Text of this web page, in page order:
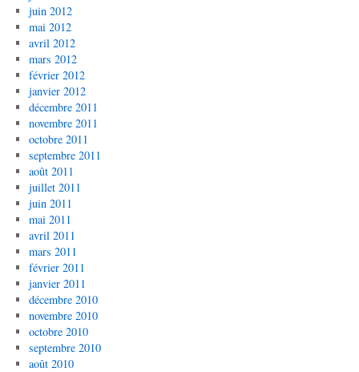
juin 2012
mai 2012
avril 2012
mars 2012
février 2012
janvier 2012
décembre 2011
novembre 2011
octobre 2011
septembre 2011
août 2011
juillet 2011
juin 2011
mai 2011
avril 2011
mars 2011
février 2011
janvier 2011
décembre 2010
novembre 2010
octobre 2010
septembre 2010
août 2010